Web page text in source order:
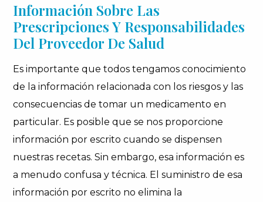
Información Sobre Las
Prescripciones Y Responsabilidades
Del Proveedor De Salud
Es importante que todos tengamos conocimiento
de la información relacionada con los riesgos y las
consecuencias de tomar un medicamento en
particular. Es posible que se nos proporcione
información por escrito cuando se dispensen
nuestras recetas. Sin embargo, esa información es
a menudo confusa y técnica. El suministro de esa
información por escrito no elimina la